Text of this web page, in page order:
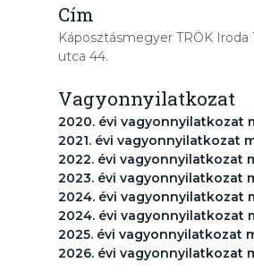
Cím
Káposztásmegyer TRÖK Iroda
utca 44.
Vagyonnyilatkozat
2020. évi vagyonnyilatkozat
2021. évi vagyonnyilatkozat
2022. évi vagyonnyilatkozat
2023. évi vagyonnyilatkozat
2024. évi vagyonnyilatkozat
2024. évi vagyonnyilatkozat
2025. évi vagyonnyilatkozat
2026. évi vagyonnyilatkozat